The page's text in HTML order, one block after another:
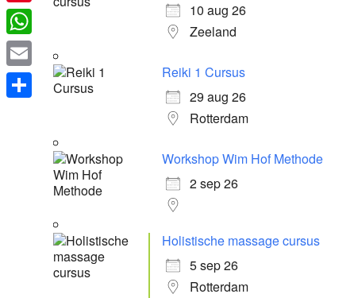
10 aug 26
Zeeland
Reiki 1 Cursus
29 aug 26
Rotterdam
Workshop Wim Hof Methode
2 sep 26
Holistische massage cursus
5 sep 26
Rotterdam
Pinterest
WhatsApp
Email